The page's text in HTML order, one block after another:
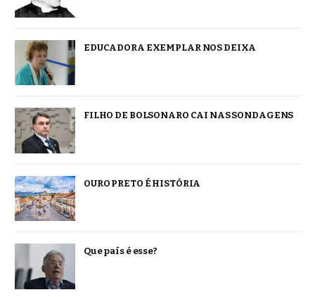
EDUCADORA EXEMPLAR NOS DEIXA
FILHO DE BOLSONARO CAI NAS SONDAGENS
OURO PRETO É HISTÓRIA
Que país é esse?